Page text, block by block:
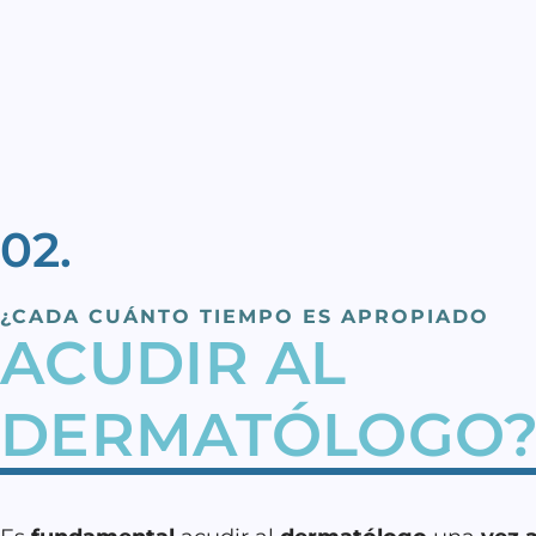
02.
¿CADA CUÁNTO TIEMPO ES APROPIADO
ACUDIR AL